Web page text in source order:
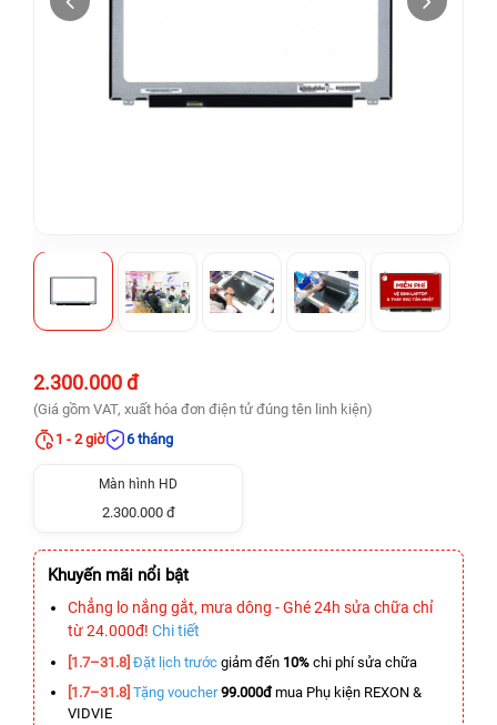
2.300.000 đ
(Giá gồm VAT, xuất hóa đơn điện tử đúng tên linh kiện)
1 - 2 giờ
6 tháng
Màn hình HD
2.300.000 đ
Khuyến mãi nổi bật
Chẳng lo nắng gắt, mưa dông - Ghé 24h sửa chữa chỉ
từ 24.000đ! Chi tiết
[1.7–31.8] Đặt lịch trước giảm đến 10% chi phí sửa chữa
[1.7–31.8] Tặng voucher 99.000đmua Phụ kiện REXON &
VIDVIE